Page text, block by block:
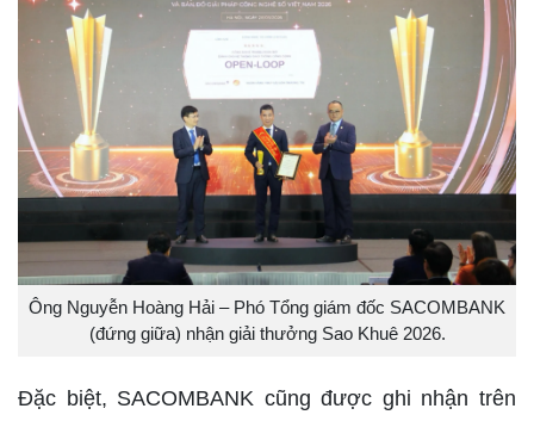
Ông Nguyễn Hoàng Hải – Phó Tổng giám đốc SACOMBANK
(đứng giữa) nhận giải thưởng Sao Khuê 2026.
Đặc biệt, SACOMBANK cũng được ghi nhận trên